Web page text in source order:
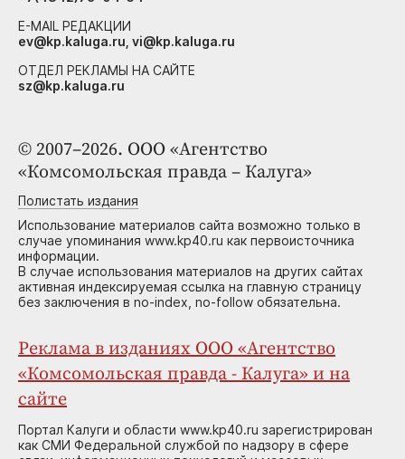
© 2007–2026. ООО «Агентство
«Комсомольская правда – Калуга»
Полистать издания
Использование материалов сайта возможно только в
случае упоминания www.kp40.ru как первоисточника
информации.
В случае использования материалов на других сайтах
активная индексируемая ссылка на главную страницу
без заключения в no-index, no-follow обязательна.
Реклама в изданиях ООО «Агентство
«Комсомольская правда - Калуга» и на
сайте
Портал Калуги и области www.kp40.ru зарегистрирован
как СМИ Федеральной службой по надзору в сфере
E-MAIL РЕДАКЦИИ
ev@kp.kaluga.ru, vi@kp.kaluga.ru
ОТДЕЛ РЕКЛАМЫ НА САЙТЕ
sz@kp.kaluga.ru